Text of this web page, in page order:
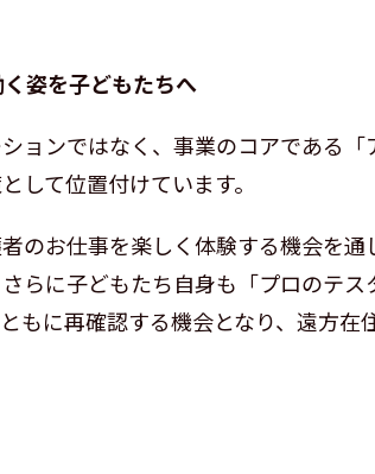
姿を子どもたちへ
ョンではなく、事業のコアである「
して位置付けています。
のお仕事を楽しく体験する機会を通
らに子どもたち自身も「プロのテス
もに再確認する機会となり、遠方在